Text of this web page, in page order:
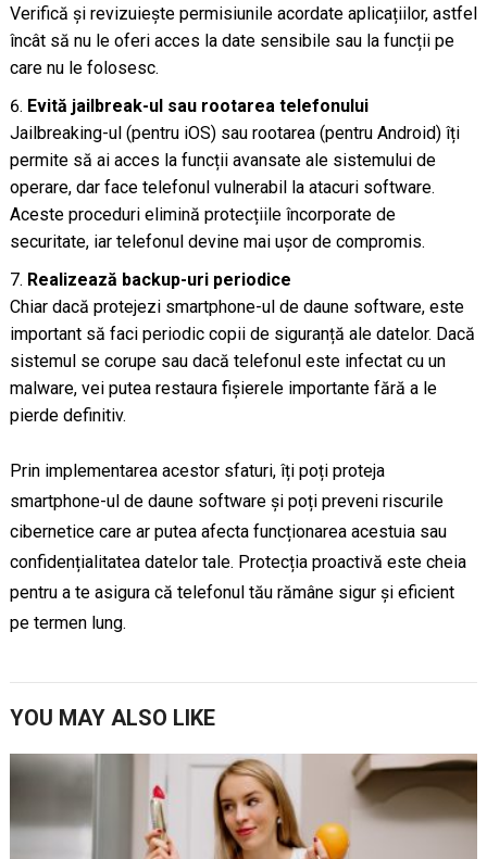
Verifică și revizuiește permisiunile acordate aplicațiilor, astfel
încât să nu le oferi acces la date sensibile sau la funcții pe
care nu le folosesc.
Evită jailbreak-ul sau rootarea telefonului
Jailbreaking-ul (pentru iOS) sau rootarea (pentru Android) îți
permite să ai acces la funcții avansate ale sistemului de
operare, dar face telefonul vulnerabil la atacuri software.
Aceste proceduri elimină protecțiile încorporate de
securitate, iar telefonul devine mai ușor de compromis.
Realizează backup-uri periodice
Chiar dacă protejezi smartphone-ul de daune software, este
important să faci periodic copii de siguranță ale datelor. Dacă
sistemul se corupe sau dacă telefonul este infectat cu un
malware, vei putea restaura fișierele importante fără a le
pierde definitiv.
Prin implementarea acestor sfaturi, îți poți proteja
smartphone-ul de daune software și poți preveni riscurile
cibernetice care ar putea afecta funcționarea acestuia sau
confidențialitatea datelor tale. Protecția proactivă este cheia
pentru a te asigura că telefonul tău rămâne sigur și eficient
pe termen lung.
YOU MAY ALSO LIKE